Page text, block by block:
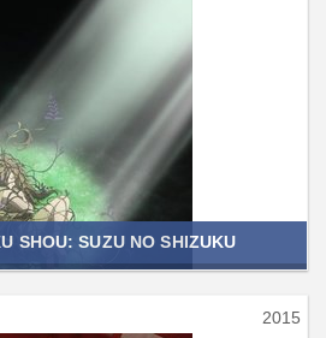
SHOU: SUZU NO SHIZUKU
2015